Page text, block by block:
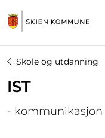
Skole og utdanning
IST
-